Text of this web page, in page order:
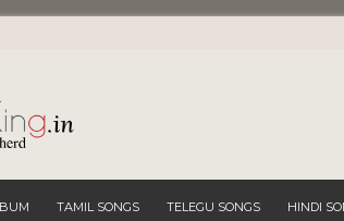
TAMIL SONGS TELEGU SONGS HINDI